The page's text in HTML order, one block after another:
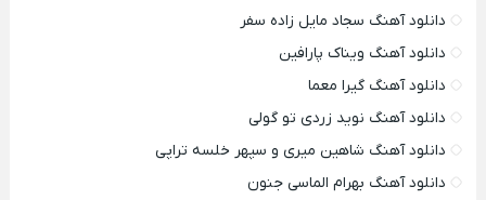
دانلود آهنگ سجاد مایل زاده سفر
دانلود آهنگ ویناک پارافین
دانلود آهنگ گیرا معما
دانلود آهنگ نوید زردی تو گولی
دانلود آهنگ شاهین میری و سپهر خلسه تراپی
دانلود آهنگ بهرام الماسی جنون